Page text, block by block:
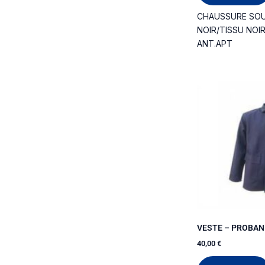
CHAUSSURE
NOIR/TISSU
ANT.APT
VESTE –
40,00€